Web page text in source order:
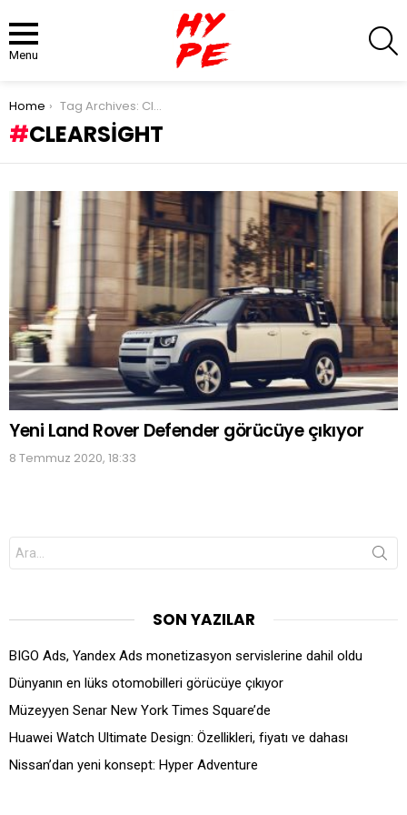
Menu
You are here:
Home Tag Archives: ClearSight
CLEARSIGHT
LATEST
STORIES
Yeni Land Rover Defender görücüye çıkıyor
8 Temmuz 2020, 18:33
Search
for:
SON YAZILAR
BIGO Ads, Yandex Ads monetizasyon servislerine dahil oldu
Dünyanın en lüks otomobilleri görücüye çıkıyor
Müzeyyen Senar New York Times Square’de
Huawei Watch Ultimate Design: Özellikleri, fiyatı ve dahası
Nissan’dan yeni konsept: Hyper Adventure